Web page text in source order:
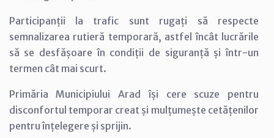
Participanții la trafic sunt rugați să respecte
semnalizarea rutieră temporară, astfel încât lucrările
să se desfășoare în condiții de siguranță și într-un
termen cât mai scurt.
Primăria Municipiului Arad își cere scuze pentru
disconfortul temporar creat și mulțumește cetățenilor
pentru înțelegere și sprijin.